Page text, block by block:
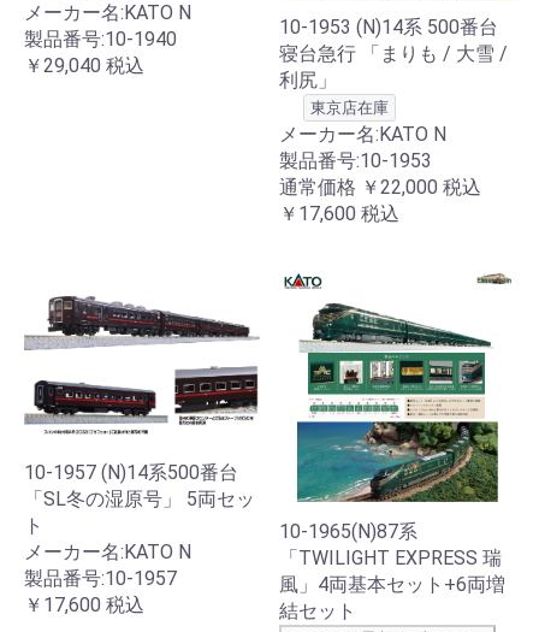
メーカー名:KATO N
製品番号:10-1940
￥29,040 税込
10-1953 (N)14系 500番台
寝台急行 「まりも / 大雪 /
利尻」
東京店在庫
メーカー名:KATO N
製品番号:10-1953
通常価格 ￥22,000 税込
￥17,600 税込
10-1957 (N)14系500番台
「SL冬の湿原号」 5両セッ
ト
メーカー名:KATO N
製品番号:10-1957
￥17,600 税込
10-1965(N)87系
「TWILIGHT EXPRESS 瑞
風」4両基本セット+6両増
結セット